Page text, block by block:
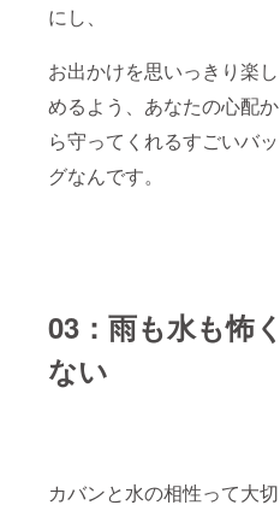
にし、
お出かけを思いっきり楽し
めるよう、あなたの心配か
ら守ってくれるすごいバッ
グなんです。
03：雨も水も怖く
ない
カバンと水の相性って大切